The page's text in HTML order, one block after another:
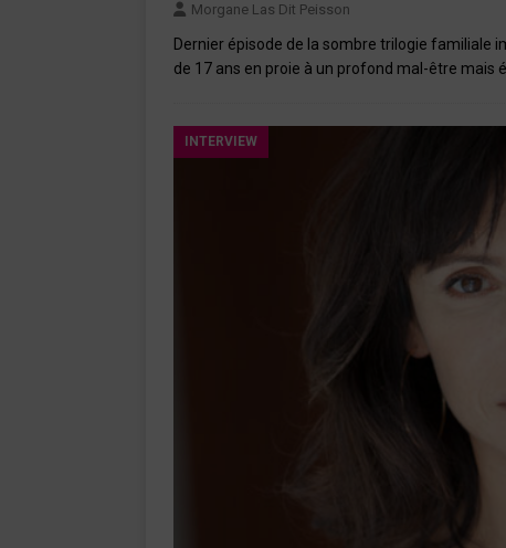
Morgane Las Dit Peisson
Dernier épisode de la sombre trilogie familiale
de 17 ans en proie à un profond mal-être mais
INTERVIEW